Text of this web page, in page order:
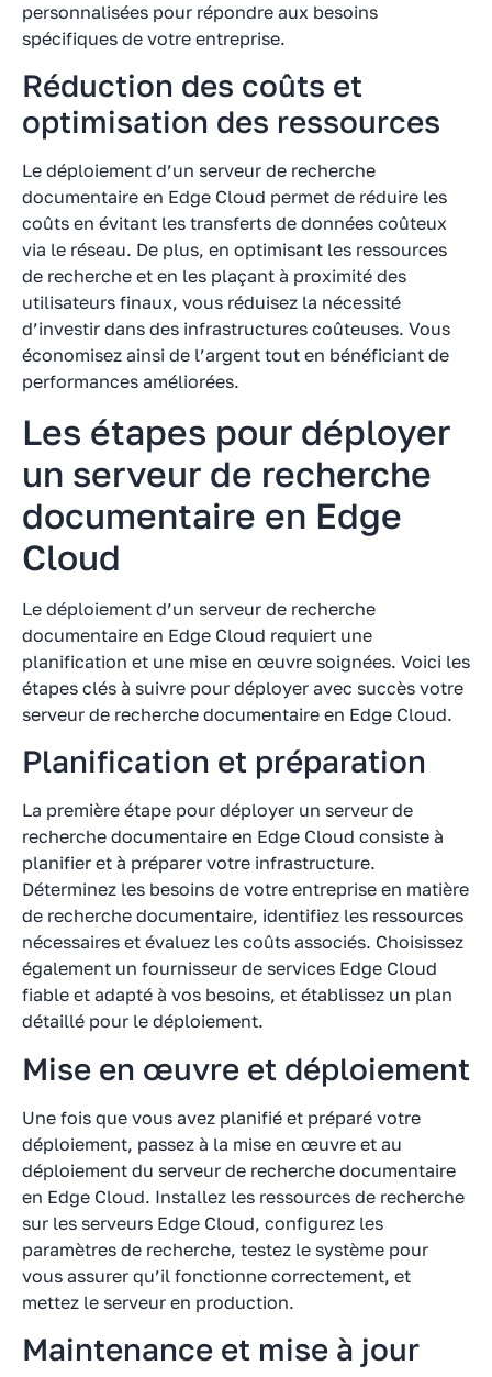
personnalisées pour répondre aux besoins
spécifiques de votre entreprise.
Réduction des coûts et
optimisation des ressources
Le déploiement d’un serveur de recherche
documentaire en Edge Cloud permet de réduire les
coûts en évitant les transferts de données coûteux
via le réseau. De plus, en optimisant les ressources
de recherche et en les plaçant à proximité des
utilisateurs finaux, vous réduisez la nécessité
d’investir dans des infrastructures coûteuses. Vous
économisez ainsi de l’argent tout en bénéficiant de
performances améliorées.
Les étapes pour déployer
un serveur de recherche
documentaire en Edge
Cloud
Le déploiement d’un serveur de recherche
documentaire en Edge Cloud requiert une
planification et une mise en œuvre soignées. Voici les
étapes clés à suivre pour déployer avec succès votre
serveur de recherche documentaire en Edge Cloud.
Planification et préparation
La première étape pour déployer un serveur de
recherche documentaire en Edge Cloud consiste à
planifier et à préparer votre infrastructure.
Déterminez les besoins de votre entreprise en matière
de recherche documentaire, identifiez les ressources
nécessaires et évaluez les coûts associés. Choisissez
également un fournisseur de services Edge Cloud
fiable et adapté à vos besoins, et établissez un plan
détaillé pour le déploiement.
Mise en œuvre et déploiement
Une fois que vous avez planifié et préparé votre
déploiement, passez à la mise en œuvre et au
déploiement du serveur de recherche documentaire
en Edge Cloud. Installez les ressources de recherche
sur les serveurs Edge Cloud, configurez les
paramètres de recherche, testez le système pour
vous assurer qu’il fonctionne correctement, et
mettez le serveur en production.
Maintenance et mise à jour